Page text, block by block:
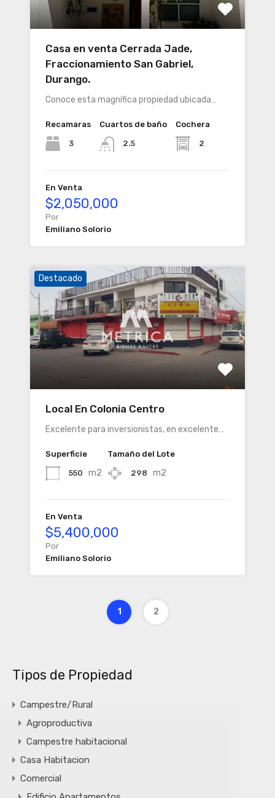
Casa en venta Cerrada Jade,
Fraccionamiento San Gabriel,
Durango.
Conoce esta magnífica propiedad ubicada…
Recamaras
3
Cuartos de baño
2.5
Cochera
2
En Venta
$2,050,000
Por
Emiliano Solorio
Destacado
Local En Colonia Centro
Excelente para inversionistas, en excelente…
Superficie
550 m2
Tamaño del Lote
298 m2
En Venta
$5,400,000
Por
Emiliano Solorio
1 2
Tipos de Propiedad
Campestre/Rural
Agroproductiva
Campestre habitacional
Casa Habitacion
Comercial